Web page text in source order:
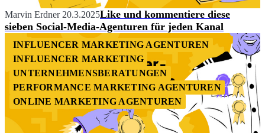
Marvin Erdner 20.3.2025Like und kommentiere diese
sieben Social-Media-Agenturen für jeden Kanal
INFLUENCER MARKETING AGENTUREN
INFLUENCER MARKETING
UNTERNEHMENSBERATUNGEN
PERFORMANCE MARKETING AGENTUREN
ONLINE MARKETING AGENTUREN